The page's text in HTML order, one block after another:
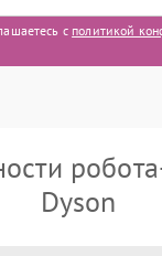
с политикой
Dyson